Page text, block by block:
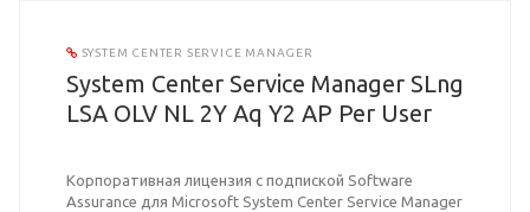
SYSTEM CENTER SERVICE MANAGER
System Center Service Manager SLng
LSA OLV NL 2Y Aq Y2 AP Per User
Корпоративная лицензия с подпиской Software
Assurance для Microsoft System Center Service Manager